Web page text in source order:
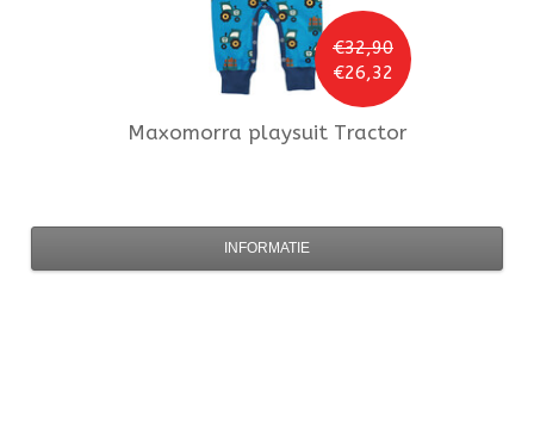
€32,90
€26,32
Maxomorra playsuit Tractor
INFORMATIE